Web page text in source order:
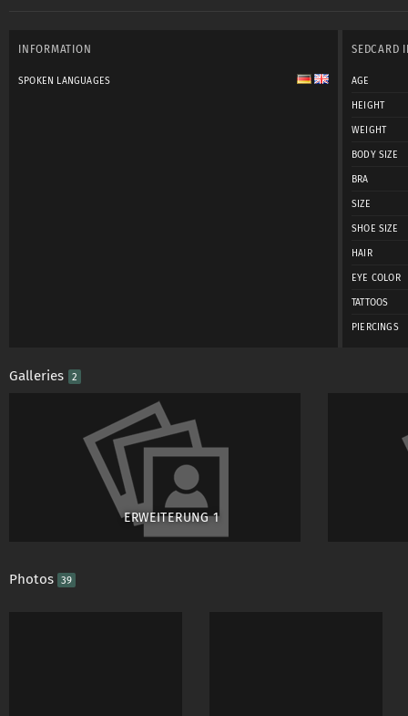
Über einen Besuch
INFORMATION
SPOKEN LANGUAGES
SEDCARD
AGE
HEIGHT
WEIGHT
BODY SIZE
BRA
SIZE
SHOE SIZE
HAIR
EYE COLOR
TATTOOS
PIERCINGS
Galleries 2
ERWEITERUNG 1
Photos 39